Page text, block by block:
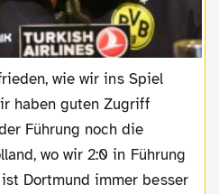
wie wir ins Spiel
haben guten Zugriff
Führung noch die
wo wir 2:0 in Führung
Dortmund immer besser